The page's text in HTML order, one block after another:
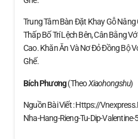
Trung Tâm Bàn Đặt Khay Gỗ Nâng
Thấp Bố Trí Lệch Bên, Cân Bằng
Cao. Khăn Ăn Và Nơ Đỏ Đồng Bộ
Ghế.
Bích Phương(theoXiaohongshu)
Nguồn Bài Viết : Https://
Nha-Hang-Rieng-Tu-Dip-